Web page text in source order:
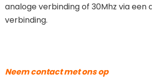
analoge verbinding of 30Mhz via een
verbinding.
Neem contact met ons op